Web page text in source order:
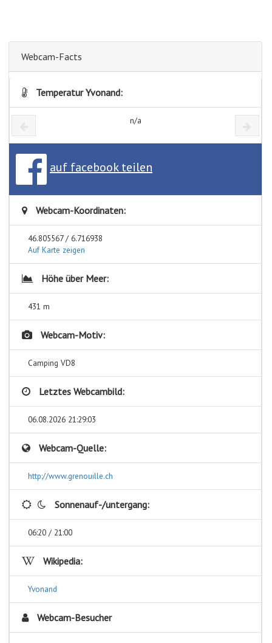
Webcam-Facts
Temperatur Yvonand:
n/a
auf facebook teilen
Webcam-Koordinaten:
46.805567 / 6.716938
Auf Karte zeigen
Höhe über Meer:
431 m
Webcam-Motiv:
Camping VD8
Letztes Webcambild:
06.08.2026 21:29:03
Webcam-Quelle:
http://www.grenouille.ch
Sonnenauf-/untergang:
06:20 / 21:00
Wikipedia:
Yvonand
Webcam-Besucher